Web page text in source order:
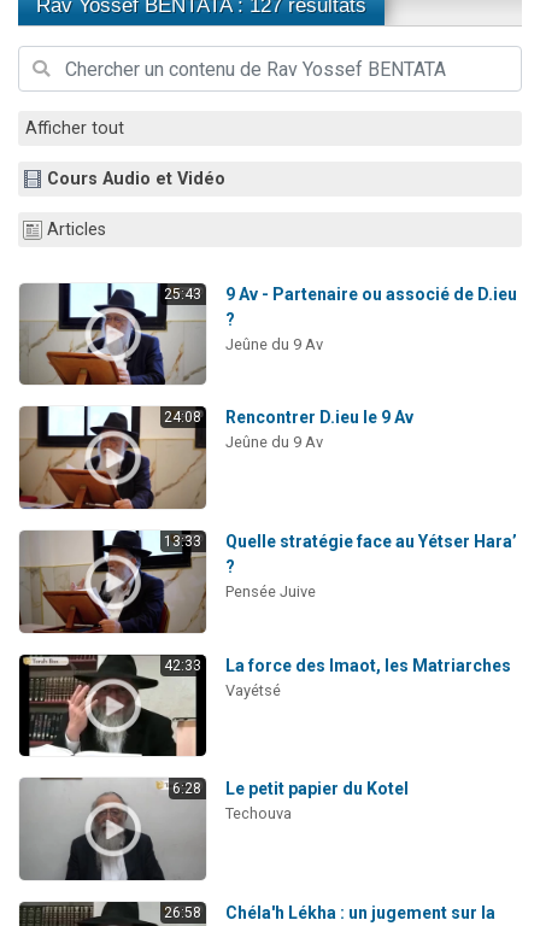
Eva vient de donner son Maasser
4 personnes viennent de nous rejoindre sur WhatsApp
Rav Yossef BENTATA : 127 résultats
Afficher tout
Cours Audio et Vidéo
Articles
25:43
9 Av - Partenaire ou associé de D.ieu
?
Jeûne du 9 Av
24:08 Rencontrer D.ieu le 9 Av
Jeûne du 9 Av
13:33
Quelle stratégie face au Yétser Hara’
?
Pensée Juive
42:33 La force des Imaot, les Matriarches
Vayétsé
6:28 Le petit papier du Kotel
Techouva
26:58
Chéla'h Lékha : un jugement sur la